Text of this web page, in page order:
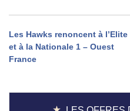
Navigation
de
Les Hawks renoncent à l’Elite
et à la Nationale 1 – Ouest
France